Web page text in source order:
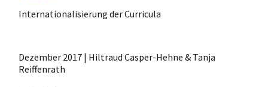
Internationalisierung der Curricula
Dezember 2017 | Hiltraud Casper-Hehne & Tanja
Reiffenrath